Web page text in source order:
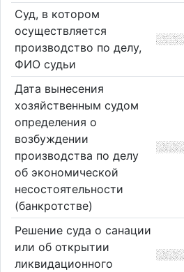
Суд, в котором
осуществляется
производство по делу,
ФИО судьи
Дата вынесения
хозяйственным судом
определения о
возбуждении
производства по делу
об экономической
несостоятельности
(банкротстве)
Решение суда о санации
или об открытии
ликвидационного